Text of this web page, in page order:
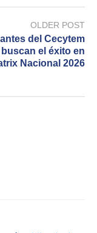
OLDER POST
del Cecytem
buscan el éxito en
Nacional 2026